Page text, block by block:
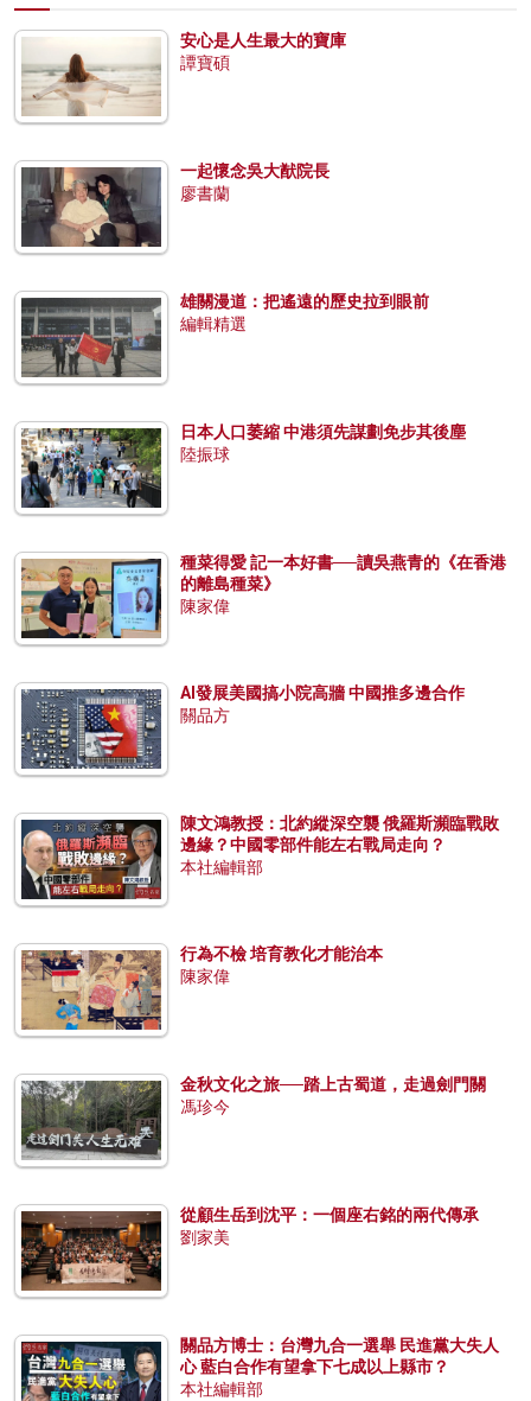
安心是人生最大的寶庫
譚寶碩
一起懷念吳大猷院長
廖書蘭
雄關漫道：把遙遠的歷史拉到眼前
編輯精選
日本人口萎縮 中港須先謀劃免步其後塵
陸振球
種菜得愛 記一本好書──讀吳燕青的《在香港
的離島種菜》
陳家偉
AI發展美國搞小院高牆 中國推多邊合作
關品方
陳文鴻教授：北約縱深空襲 俄羅斯瀕臨戰敗
邊緣？中國零部件能左右戰局走向？
本社編輯部
行為不檢 培育教化才能治本
陳家偉
金秋文化之旅──踏上古蜀道，走過劍門關
馮珍今
從顧生岳到沈平：一個座右銘的兩代傳承
劉家美
關品方博士：台灣九合一選舉 民進黨大失人
心 藍白合作有望拿下七成以上縣市？
本社編輯部